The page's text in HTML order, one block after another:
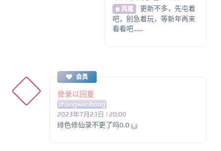
@ 风道
更新不多，先屯着
吧，别急着玩，等新年再来
看看吧……
会员
登录以回复
zhangwenhong
2023年7月23日 | 20:00
绯色修仙录不更了吗0.0